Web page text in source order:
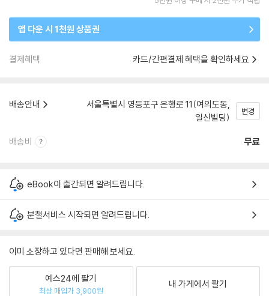
앱 다운 시 1천원 상품권
결제혜택 카드/간편결제 혜택을 확인하세요
배송안내
서울특별시 영등포구 은행로 11(여의도동,
일신빌딩)
변경
배송비 무료
eBook이 출간되면 알려드립니다.
분철서비스 시작되면 알려드립니다.
이미 소장하고 있다면 판매해 보세요.
예스24에 팔기
최상 매입가 3,900원
내 가게에서 팔기